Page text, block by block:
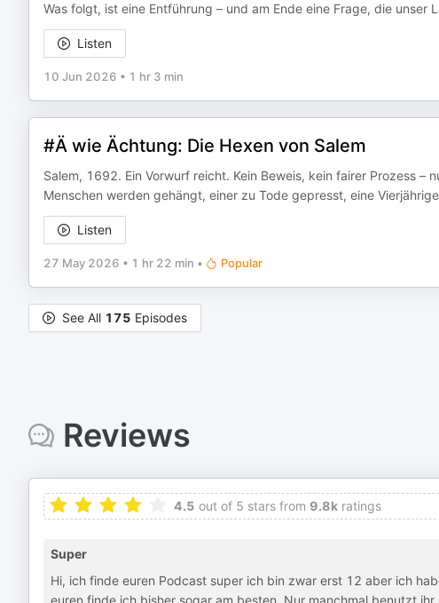
Was folgt, ist eine Entführung – und am Ende eine Frage, die
Listen
10 Jun 2026 • 1 hr 3 min
#Ä wie Ächtung: Die Hexen von Salem
Salem, 1692. Ein Vorwurf reicht. Kein Beweis, kein fairer Prozess –
Menschen werden gehängt, einer zu Tode gepresst, eine
Listen
27 May 2026 • 1 hr 22 min • Popular
See All 175 Episodes
Reviews
4.5 out of 5 stars from 9.8k ratings
Super
Hi, ich finde euren Podcast super ich bin zwar erst 12 aber ich
euren finde ich bisher sogar am besten. Nur manchmal benutzt